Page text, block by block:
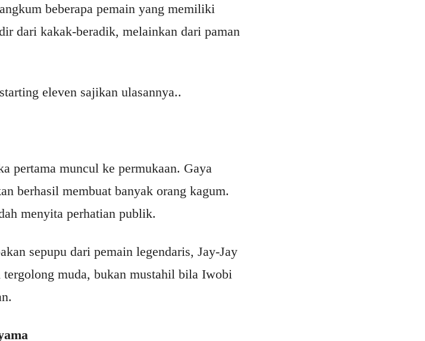
beberapa pemain yang memiliki
dari kakak-beradik, melainkan dari paman
eleven sajikan ulasannya..
pertama muncul ke permukaan. Gaya
berhasil membuat banyak orang kagum.
menyita perhatian publik.
sepupu dari pemain legendaris, Jay-Jay
muda, bukan mustahil bila Iwobi